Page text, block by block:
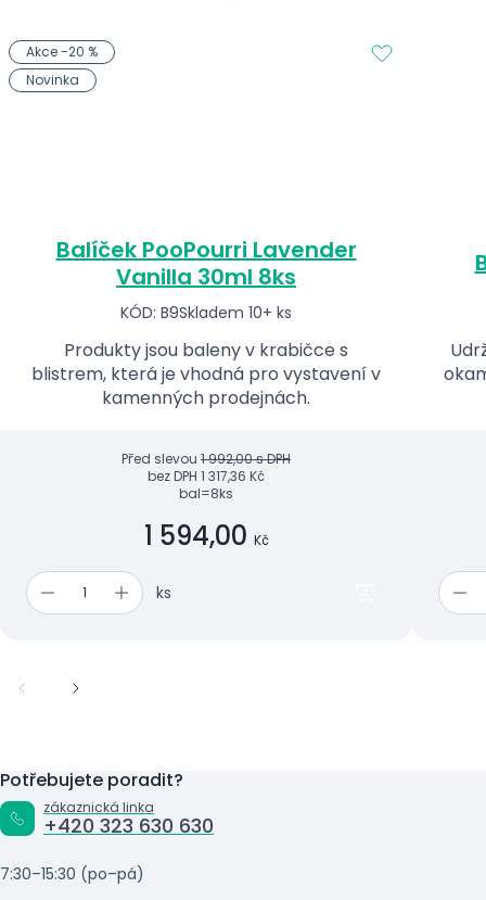
Balíček PooPourri Lavender
Vanilla 30ml 8ks
KÓD: B9Skladem 10+ ks
Produkty jsou baleny v krabičce s
blistrem, která je vhodná pro vystavení v
kamenných prodejnách.
Před slevou 1 992,00 s DPH
bez DPH 1 317,36 Kč
bal=8ks
1 594,00 Kč
ks
Akce -20 %
Novinka
Potřebujete poradit?
zákaznická linka
+420 323 630 630
7:30–15:30 (po–pá)